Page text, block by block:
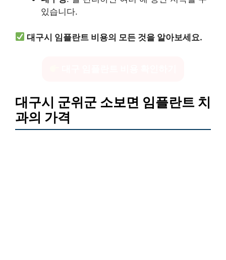
있습니다.
대구시 임플란트 비용의 모든 것을 알아보세요.
대구시 군위군 소보면 임플란트 치
과의 가격